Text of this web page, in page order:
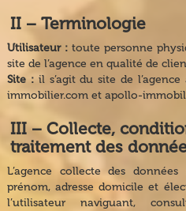
II − Terminologie
Utilisateur :toute personne
site de l’agence en qualité de
Site :il s’agit du site de
immobilier.com et apollo-
III − Collecte,
traitement des
L’agence collecte des
prénom, adresse domicile et
l’utilisateur naviguant,